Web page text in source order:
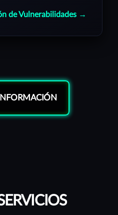
de Vulnerabilidades →